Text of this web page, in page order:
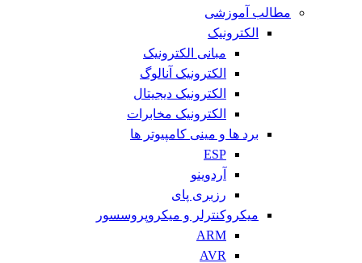
مطالب آموزشی
الکترونیک
مبانی الکترونیک
الکترونیک آنالوگ
الکترونیک دیجیتال
الکترونیک مخابرات
برد ها و مینی کامپیوتر ها
ESP
آردوینو
رزبری پای
میکروکنترلر و میکروپروسسور
ARM
AVR